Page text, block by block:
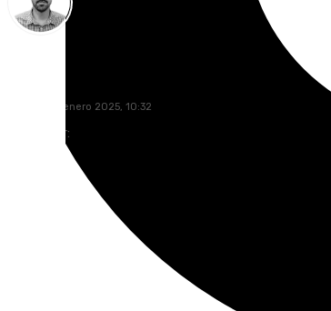
viernes, 10 enero 2025, 10:32
Compartir: